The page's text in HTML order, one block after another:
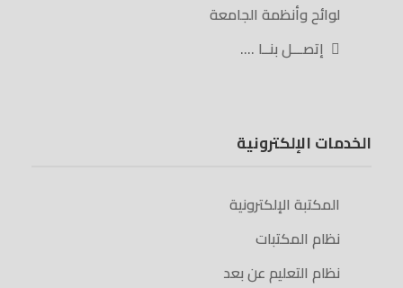
لوائح وأنظمة الجامعة
إتصـــل بنــا ….
الخدمات الإلكترونية
المكتبة الإلكترونية
نظام المكتبات
نظام التعليم عن بعد